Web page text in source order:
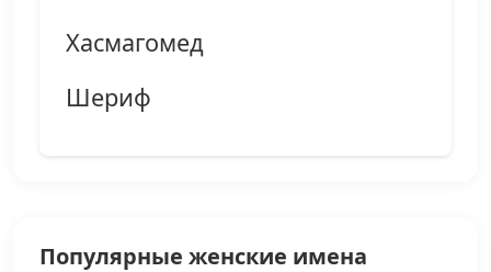
Хасмагомед
Шериф
Популярные женские имена